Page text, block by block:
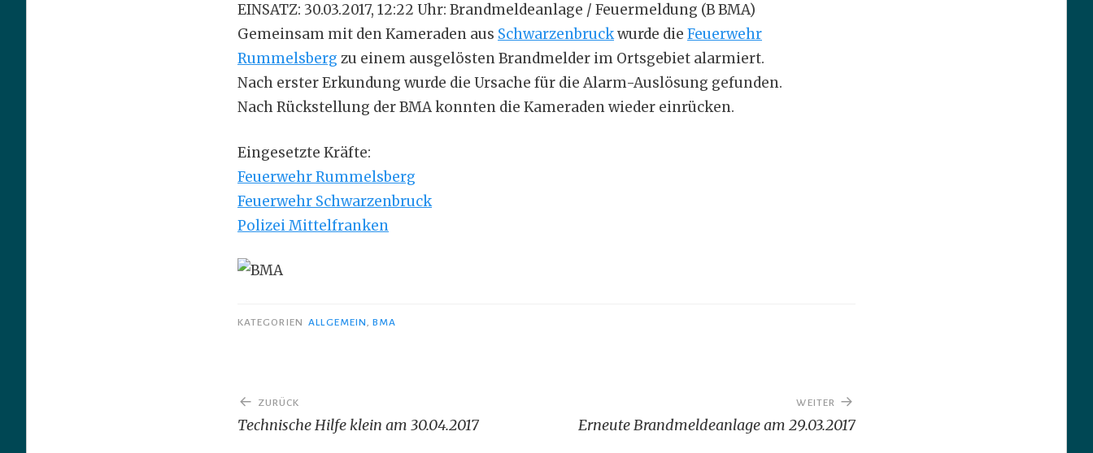
EINSATZ: 30.03.2017, 12:22 Uhr: Brandmeldeanlage / Feuermeldung (B BMA)
Gemeinsam mit den Kameraden aus Schwarzenbruckwurde die Feuerwehr
Rummelsberg zu einem ausgelösten Brandmelder im Ortsgebiet alarmiert.
Nach erster Erkundung wurde die Ursache für die Alarm-Auslösung gefunden.
Nach Rückstellung der BMA konnten die Kameraden wieder einrücken.
Eingesetzte Kräfte:
Feuerwehr Rummelsberg
Feuerwehr Schwarzenbruck
Polizei Mittelfranken
KATEGORIEN ALLGEMEIN ,BMA
Beitragsnavigation
ZURÜCK
Technische Hilfe klein am 30.04.2017
WEITER
Erneute Brandmeldeanlage am 29.03.2017